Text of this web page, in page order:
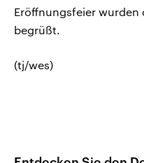
Eröffnungsfeier wurden
begrüßt.
(tj/wes)